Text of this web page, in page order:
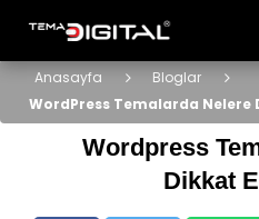
Anasayfa
Bloglar
WordPress Temalarda Nelere
Wordpress
Dikkat